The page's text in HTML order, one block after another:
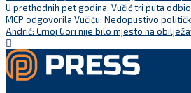
U prethodnih pet godina: Vučić tri puta
MCP odgovorila Vučiću: Nedopustivo
Andrić: Crnoj Gori nije bilo mjesto na